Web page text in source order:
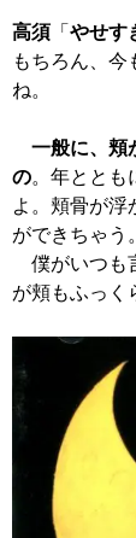
高須 「 やせす
もちろん、今
ね。
一般に、頬
の。年ととも
よ。頬骨が浮
ができちゃう。
僕がいつも
が頬もふっく